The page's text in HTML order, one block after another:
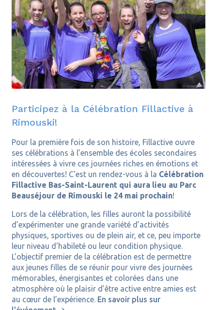
Participez à la Célébration Fillactive à
Rimouski!
Pour la première fois de son histoire, Fillactive ouvre
ses célébrations à l’ensemble des écoles secondaires
intéressées à vivre ces journées riches en émotions et
en découvertes! C'est un rendez-vous à la Célébration
Fillactive Bas-Saint-Laurent qui aura lieu au Parc
Beauséjour de Rimouski le 24 mai prochain!
Lors de la célébration, les filles auront la possibilité
d’expérimenter une grande variété d’activités
physiques, sportives ou de plein air, et ce, peu importe
leur niveau d'habileté ou leur condition physique.
L’objectif premier de la célébration est de permettre
aux jeunes filles de se réunir pour vivre des journées
mémorables, énergisantes et colorées dans une
atmosphère où le plaisir d’être active entre amies est
au cœur de l’expérience. En savoir plus sur